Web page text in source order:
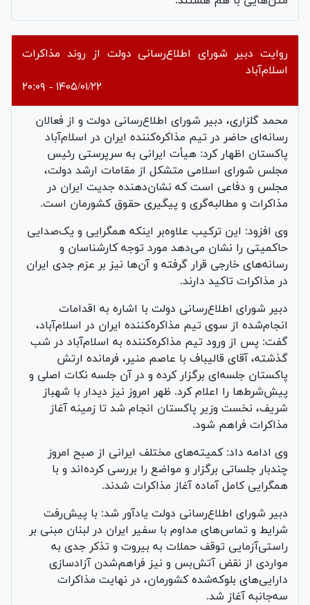
روایت دبیر شورای اطلاع‌رسانی دولت از روند مذاکرات
اسلام‌آباد
۱۴۰۵/۰۱/۲۲ - ۲۰:۰۹
محمد گلزاری، دبیر شورای اطلاع‌رسانی دولت و از فعالان
رسانه‌ای حاضر در تیم مذاکره‌کننده ایران در اسلام‌آباد
پاکستان اظهار کرد: هیأت ایرانی به سرپرستی رئیس
مجلس شورای اسلامی متشکل از مقامات ارشد دولت،
مجلس و دفاعی است که نشان‌دهنده جدیت ایران در
مذاکرات و مطالبه‌گری و پیگیری حقوق کشورمان است.
وی افزود: این ترکیب علاوه‌بر اینکه همگرایی و یک‌صدایی
حاکمیتی را نشان می‌دهد مورد توجه کارشناسان و
رسانه‌های خارجی قرار گرفته و آن‌ها نیز بر عزم جدی ایران
در مذاکرات تاکید دارند.
دبیر شورای اطلاع‌رسانی دولت با اشاره به اقدامات
انجام‌شده از سوی تیم مذاکره‌کننده ایران در اسلام‌آباد،
گفت: پس از ورود تیم مذاکره‌کننده به اسلام‌آباد در شب
گذشته، آقای قالیباف با عاصم منیر، فرمانده ارتش
پاکستان جلسه‌ای برگزار کرده و در آن جلسه نکات اصلی و
پیش‌شرط‌ها را اعلام کرد. ظهر امروز نیز دیدار با شهباز
شریف، نخست وزیر پاکستان انجام شد تا زمینه آغاز
مذاکرات فراهم شود.
وی ادامه داد: کمیته‌های مختلف ایرانی از صبح امروز
چندبار جلساتی برگزار و مواضع را بررسی کرده‌اند و با
همگرایی کامل آماده آغاز مذاکرات شدند.
دبیر شورای اطلاع‌رسانی دولت یادآور شد: با پیش‌رفت
شرایط و تماس‌های مداوم با سفیر ایران در لبنان مبنی بر
راستی‌آزمایی توقف حملات به بیروت و تذکر جدی به
مواردی از نقض آتش‌بس و نیز فراهم‌شدن آزادسازی
دارایی‌های بلوکه‌شده کشورمان، در نهایت مذاکرات
سه‌جانبه آغاز شد.